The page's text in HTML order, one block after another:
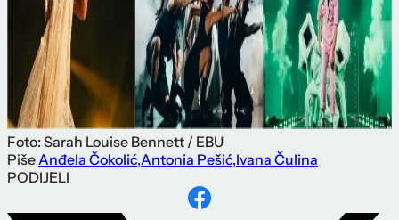
Foto: Sarah Louise Bennett / EBU
PišeAnđela Čokolić,Antonia Pešić,Ivana Čulina
PODIJELI